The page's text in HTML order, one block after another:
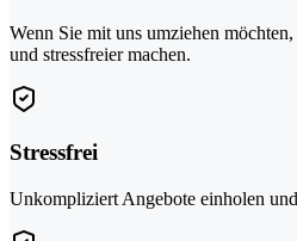
Wenn Sie mit uns umziehen
und stressfreier machen.
Stressfrei
Unkompliziert Angebote einholen